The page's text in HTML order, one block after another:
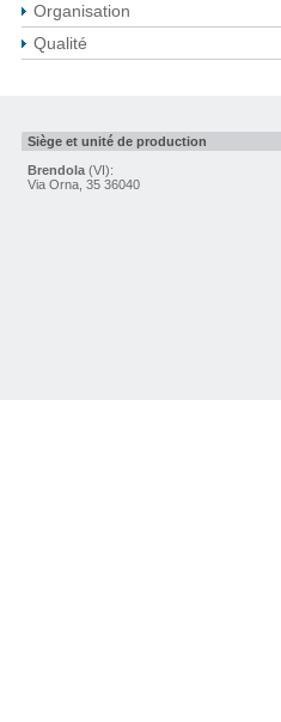
Organisation
Qualité
Siège et unité de production
Brendola(VI):
Via Orna, 35 36040